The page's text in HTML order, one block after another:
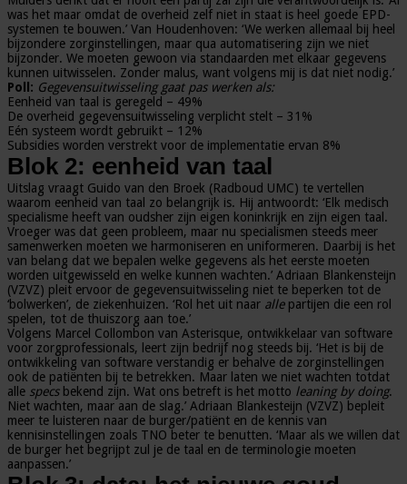
was het maar omdat de overheid zelf niet in staat is heel goede EPD-
systemen te bouwen.’ Van Houdenhoven: ‘We werken allemaal bij heel
bijzondere zorginstellingen, maar qua automatisering zijn we niet
bijzonder. We moeten gewoon via standaarden met elkaar gegevens
kunnen uitwisselen. Zonder malus, want volgens mij is dat niet nodig.’
Poll: Gegevensuitwisseling gaat pas werken als:
Eenheid van taal is geregeld – 49%
De overheid gegevensuitwisseling verplicht stelt – 31%
Eén systeem wordt gebruikt – 12%
Subsidies worden verstrekt voor de implementatie ervan 8%
Blok 2: eenheid van taal
Uitslag vraagt Guido van den Broek (Radboud UMC) te vertellen
waarom eenheid van taal zo belangrijk is. Hij antwoordt: ‘Elk medisch
specialisme heeft van oudsher zijn eigen koninkrijk en zijn eigen taal.
Vroeger was dat geen probleem, maar nu specialismen steeds meer
samenwerken moeten we harmoniseren en uniformeren. Daarbij is het
van belang dat we bepalen welke gegevens als het eerste moeten
worden uitgewisseld en welke kunnen wachten.’ Adriaan Blankensteijn
(VZVZ) pleit ervoor de gegevensuitwisseling niet te beperken tot de
‘bolwerken’, de ziekenhuizen. ‘Rol het uit naar allepartijen die een rol
spelen, tot de thuiszorg aan toe.’
Volgens Marcel Collombon van Asterisque, ontwikkelaar van software
voor zorgprofessionals, leert zijn bedrijf nog steeds bij. ‘Het is bij de
ontwikkeling van software verstandig er behalve de zorginstellingen
ook de patiënten bij te betrekken. Maar laten we niet wachten totdat
alle specsbekend zijn. Wat ons betreft is het motto leaning by doing.
Niet wachten, maar aan de slag.’ Adriaan Blankesteijn (VZVZ) bepleit
meer te luisteren naar de burger/patiënt en de kennis van
kennisinstellingen zoals TNO beter te benutten. ‘Maar als we willen dat
de burger het begrijpt zul je de taal en de terminologie moeten
aanpassen.’